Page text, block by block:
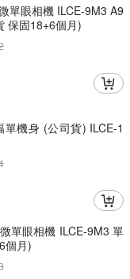
單眼相機 ILCE-9M3 A9
保固18+6個月)
機身 (公司貨) ILCE-1
單眼相機 ILCE-9M3 單
個月)